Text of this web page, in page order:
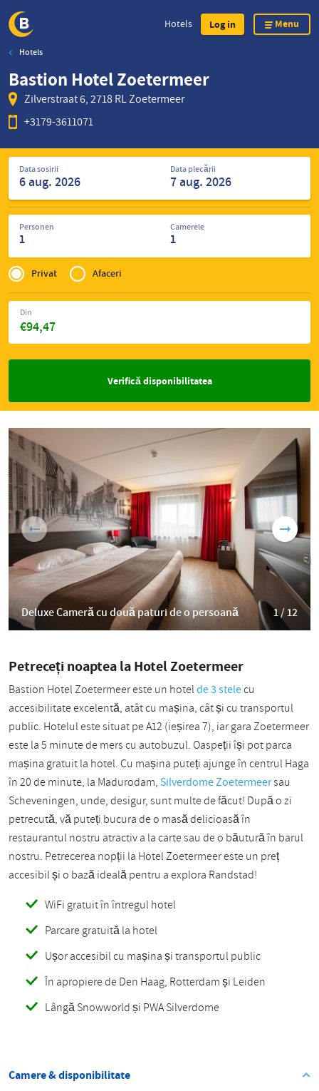
Skip
main
content
Hotels Log in Menu
Hotels
Bastion Hotel Zoetermeer
Zilverstraat 6, 2718 RL Zoetermeer
+3179-3611071
Caută
hoteluri
Data sosirii Data plecării
Personen
1
Camerele
1
Privé
of
Zakelijk
Privat Afaceri
€94,47
Din
Verifică disponibilitatea
Deluxe Cameră cu două paturi de o persoană 1 / 12
Petreceți noaptea la Hotel Zoetermeer
Bastion Hotel Zoetermeer este un hotelde 3 stelecu
accesibilitate excelentă, atât cu mașina, cât și cu transportul
public. Hotelul este situat pe A12 (ieșirea 7), iar gara Zoetermeer
este la 5 minute de mers cu autobuzul. Oaspeții își pot parca
mașina gratuit la hotel. Cu mașina puteți ajunge în centrul Haga
în 20 de minute, la Madurodam, Silverdome Zoetermeersau
Scheveningen, unde, desigur, sunt multe de făcut! După o zi
petrecută, vă puteți bucura de o masă delicioasă în
restaurantul nostru atractiv a la carte sau de o băutură în barul
nostru. Petrecerea nopții la Hotel Zoetermeer este un preț
accesibil și o bază ideală pentru a explora Randstad!
WiFi gratuit în întregul hotel
Parcare gratuită la hotel
Ușor accesibil cu mașina și transportul public
În apropiere de Den Haag, Rotterdam și Leiden
Lângă Snowworld și PWA Silverdome
Camere & disponibilitate